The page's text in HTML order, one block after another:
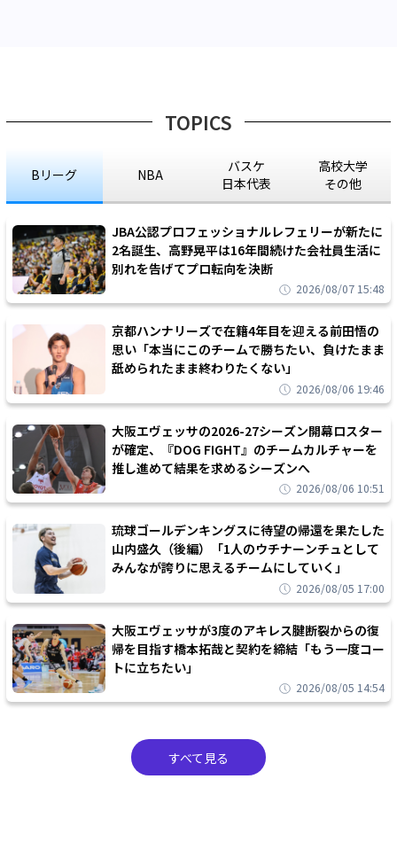
TOPICS
Bリーグ NBA
バスケ
日本代表
高校大学
その他
JBA公認プロフェッショナルレフェリーが新たに
2名誕生、高野晃平は16年間続けた会社員生活に
別れを告げてプロ転向を決断
2026/08/07 15:48
京都ハンナリーズで在籍4年目を迎える前田悟の
思い「本当にこのチームで勝ちたい、負けたまま
舐められたまま終わりたくない」
2026/08/06 19:46
大阪エヴェッサの2026-27シーズン開幕ロスター
が確定、『DOG FIGHT』のチームカルチャーを
推し進めて結果を求めるシーズンへ
2026/08/06 10:51
琉球ゴールデンキングスに待望の帰還を果たした
山内盛久（後編）「1人のウチナーンチュとして
みんなが誇りに思えるチームにしていく」
2026/08/05 17:00
大阪エヴェッサが3度のアキレス腱断裂からの復
帰を目指す橋本拓哉と契約を締結「もう一度コー
トに立ちたい」
2026/08/05 14:54
すべて見る